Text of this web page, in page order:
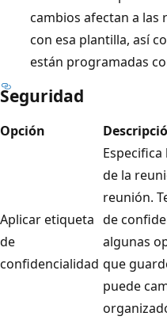
cambios afectan a las
con esa plantilla, así
están programadas
Seguridad
Opción
Aplicar etiqueta
de
confidencialidad
de la
reunión.
de
algunas
que
puede